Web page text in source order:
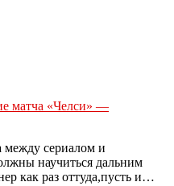
матча «Челси» —
между сериалом и
научиться дальним
как раз оттуда,пусть и…